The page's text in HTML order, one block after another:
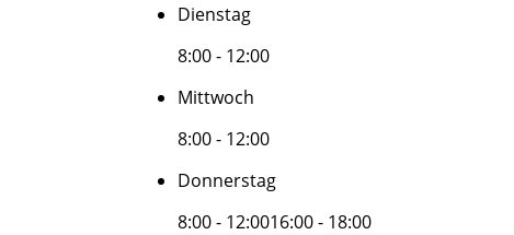
Dienstag
8:00 - 12:00
Mittwoch
8:00 - 12:00
Donnerstag
8:00 - 12:0016:00 - 18:00